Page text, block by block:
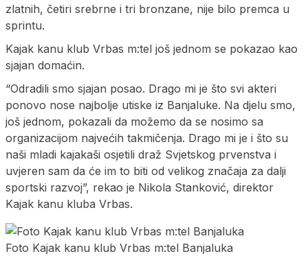
zlatnih, četiri srebrne i tri bronzane, nije bilo premca u
sprintu.
Kajak kanu klub Vrbas m:tel još jednom se pokazao kao
sjajan domaćin.
“Odradili smo sjajan posao. Drago mi je što svi akteri
ponovo nose najbolje utiske iz Banjaluke. Na djelu smo,
još jednom, pokazali da možemo da se nosimo sa
organizacijom najvećih takmičenja. Drago mi je i što su
naši mladi kajakaši osjetili draž Svjetskog prvenstva i
uvjeren sam da će im to biti od velikog značaja za dalji
sportski razvoj”, rekao je Nikola Stanković, direktor
Kajak kanu kluba Vrbas.
Foto Kajak kanu klub Vrbas m:tel Banjaluka